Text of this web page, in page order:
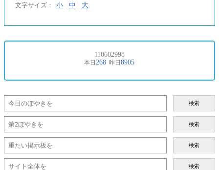
文字サイズ： 小 中 大
検索
検索
検索
検索